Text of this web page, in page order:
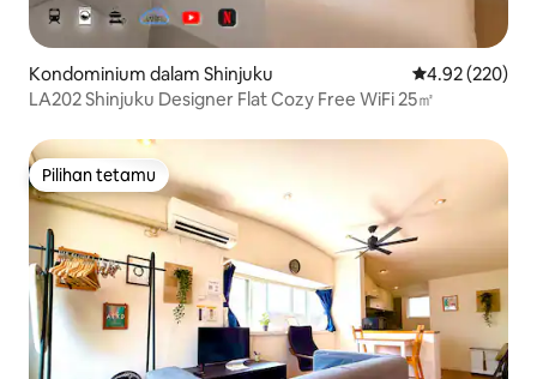
Kondominium dalam Shinjuku Penarafan
4.92 (220)
LA202 Shinjuku Designer Flat Cozy Free WiFi 25㎡
Pilihan tetamu
Pilihan tetamu